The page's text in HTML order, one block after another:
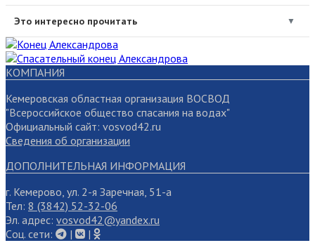
Это интересно прочитать ▼
КОМПАНИЯ
Кемеровская областная организация ВОСВОД
"Всероссийское общество спасания на водах"
Официальный сайт: vosvod42.ru
Сведения об организации
ДОПОЛНИТЕЛЬНАЯ ИНФОРМАЦИЯ
г. Кемерово, ул. 2-я Заречная, 51-а
Тел: 8 (3842) 52-32-06
Эл. адрес: vosvod42@yandex.ru
Cоц. сети:
| |